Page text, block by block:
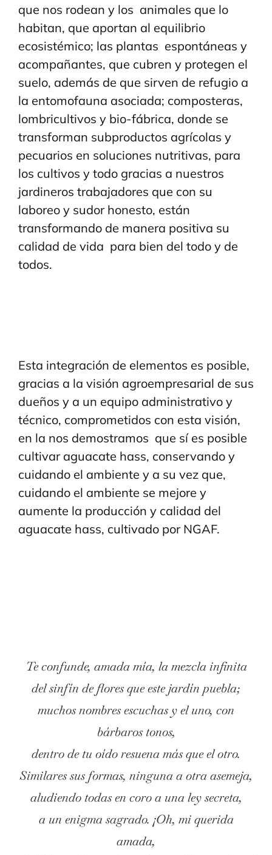
que nos rodean y los animales que lo
habitan, que aportan al equilibrio
ecosistémico; las plantas espontáneas y
acompañantes, que cubren y protegen el
suelo, además de que sirven de refugio a
la entomofauna asociada; composteras,
lombricultivos y bio-fábrica, donde se
transforman subproductos agrícolas y
pecuarios en soluciones nutritivas, para
los cultivos y todo gracias a nuestros
jardineros trabajadores que con su
laboreo y sudor honesto, están
transformando de manera positiva su
calidad de vida para bien del todo y de
todos.
Esta integración de elementos es posible,
gracias a la visión agroempresarial de sus
dueños y a un equipo administrativo y
técnico, comprometidos con esta visión,
en la nos demostramos que sí es posible
cultivar aguacate hass, conservando y
cuidando el ambiente y a su vez que,
cuidando el ambiente se mejore y
aumente la producción y calidad del
aguacate hass, cultivado por NGAF.
Te confunde, amada mía, la mezcla infinita
del sinfín de flores que este jardín puebla;
muchos nombres escuchas y el uno, con
bárbaros tonos,
dentro de tu oído resuena más que el otro.
Similares sus formas, ninguna a otra asemeja,
aludiendo todas en coro a una ley secreta,
a un enigma sagrado. ¡Oh, mi querida
amada,